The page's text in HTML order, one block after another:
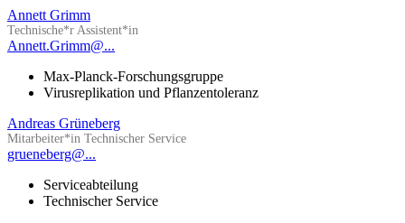
Annett Grimm
Technische*r Assistent*in
Annett.Grimm@...
Max-Planck-Forschungsgruppe
Virusreplikation und Pflanzentoleranz
Andreas Grüneberg
Mitarbeiter*in Technischer Service
grueneberg@...
Serviceabteilung
Technischer Service